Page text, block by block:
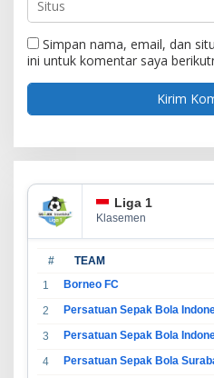
Simpan nama, email, dan
ini untuk komentar saya
Liga 1
Klasemen
# TEAM
1 Borneo FC
2
3
4
Persatuan Sepak Bola